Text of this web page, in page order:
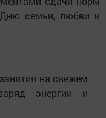
Дню семьи, любви и
на свежем
энергии и